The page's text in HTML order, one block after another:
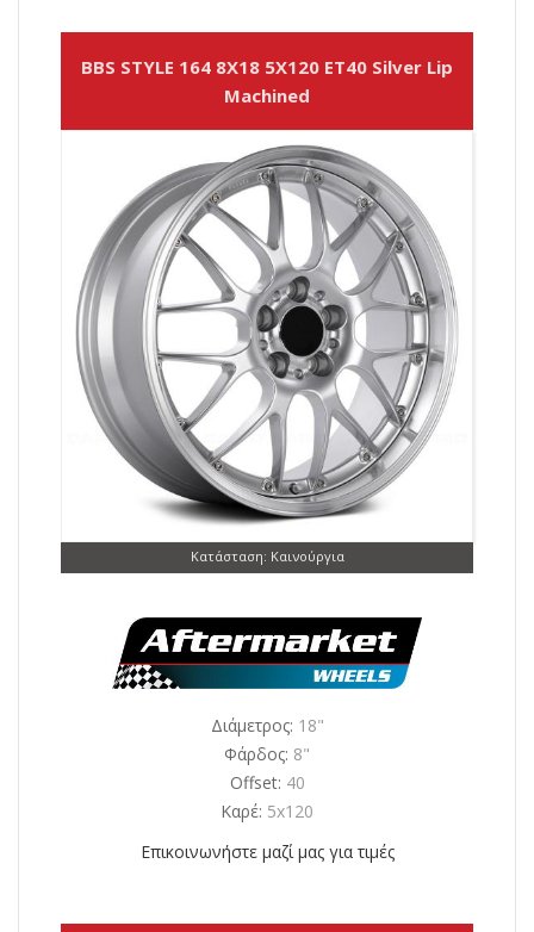
BBS STYLE 164 8X18 5X120 ET40 Silver Lip
Machined
Κατάσταση: Καινούργια
Διάμετρος: 18"
Φάρδος: 8"
Offset: 40
Καρέ: 5x120
Επικοινωνήστε μαζί μας για τιμές